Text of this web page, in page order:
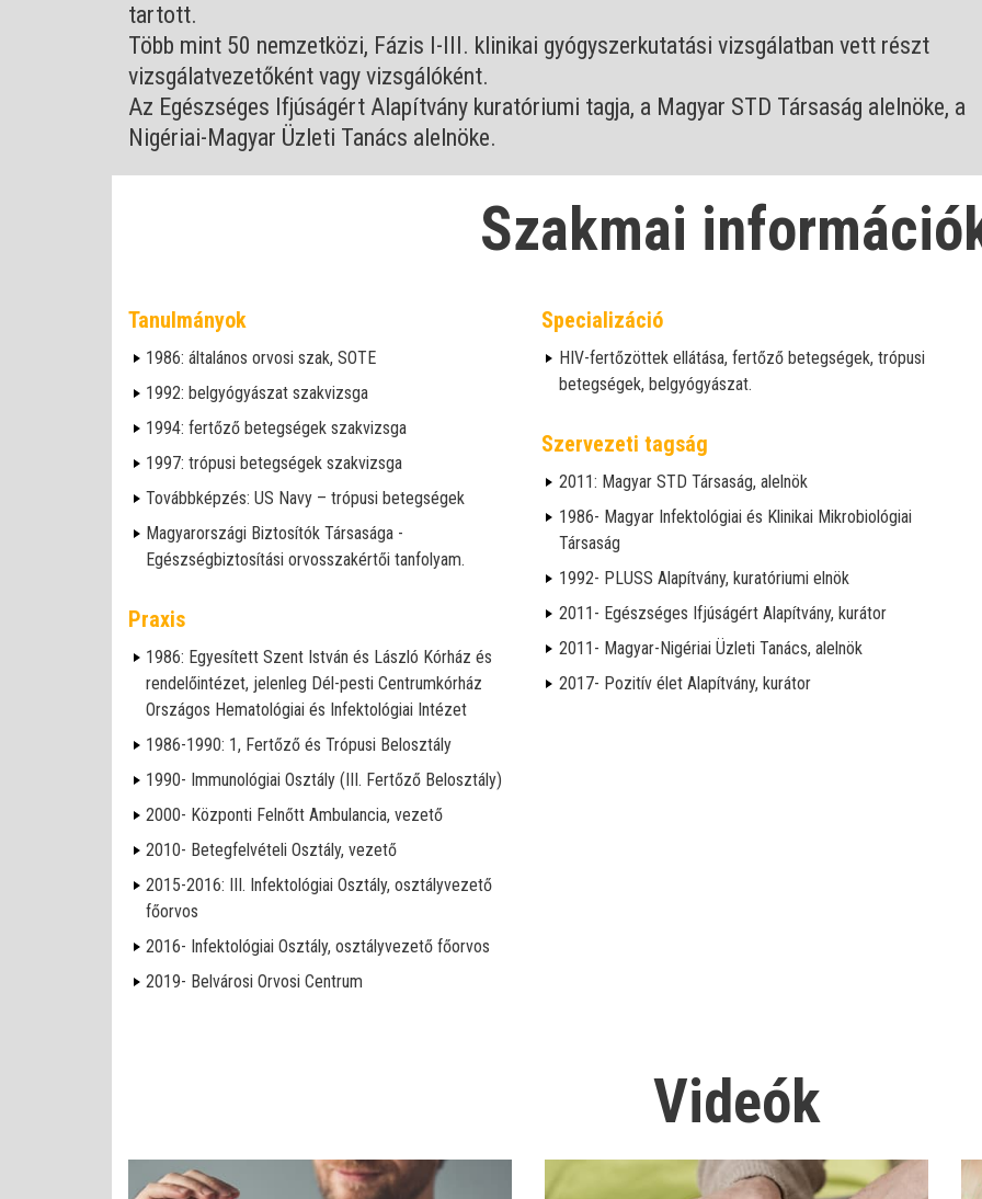
tartott.
Több mint 50 nemzetközi, Fázis I-III. klinikai gyógyszerkutatási vizsgálatban vett részt
vizsgálatvezetőként vagy vizsgálóként.
Az Egészséges Ifjúságért Alapítvány kuratóriumi tagja, a Magyar STD Társaság alelnöke, a
Nigériai-Magyar Üzleti Tanács alelnöke.
Szakmai
Tanulmányok
1986: általános orvosi szak, SOTE
1992: belgyógyászat szakvizsga
1994: fertőző betegségek szakvizsga
1997: trópusi betegségek szakvizsga
Továbbképzés: US Navy – trópusi betegségek
Magyarországi Biztosítók Társasága -
Egészségbiztosítási orvosszakértői tanfolyam.
Praxis
1986: Egyesített Szent István és László Kórház és
rendelőintézet, jelenleg Dél-pesti Centrumkórház
Országos Hematológiai és Infektológiai Intézet
1986-1990: 1, Fertőző és Trópusi Belosztály
1990- Immunológiai Osztály (III. Fertőző Belosztály)
2000- Központi Felnőtt Ambulancia, vezető
2010- Betegfelvételi Osztály, vezető
2015-2016: III. Infektológiai Osztály, osztályvezető
főorvos
2016- Infektológiai Osztály, osztályvezető főorvos
2019- Belvárosi Orvosi Centrum
Specializáció
HIV-fertőzöttek ellátása, fertőző betegségek, trópusi
betegségek, belgyógyászat.
Szervezeti tagság
2011: Magyar STD Társaság, alelnök
1986- Magyar Infektológiai és Klinikai Mikrobiológiai
Társaság
1992- PLUSS Alapítvány, kuratóriumi elnök
2011- Egészséges Ifjúságért Alapítvány, kurátor
2011- Magyar-Nigériai Üzleti Tanács, alelnök
2017- Pozitív élet Alapítvány, kurátor
Videók